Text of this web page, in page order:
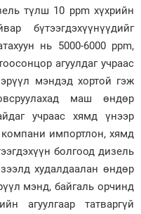
түлш 10 ppm хүхрийн
бүтээгдэхүүнүүдийг
нь 5000-6000 ppm,
агуулдаг учраас
мэндэд хортой гэж
маш өндөр
учраас хямд үнээр
импортлон, хямд
болгоод дизель
худалдаалан өндөр
мэнд, байгаль орчинд
агуулгаар татваргүй